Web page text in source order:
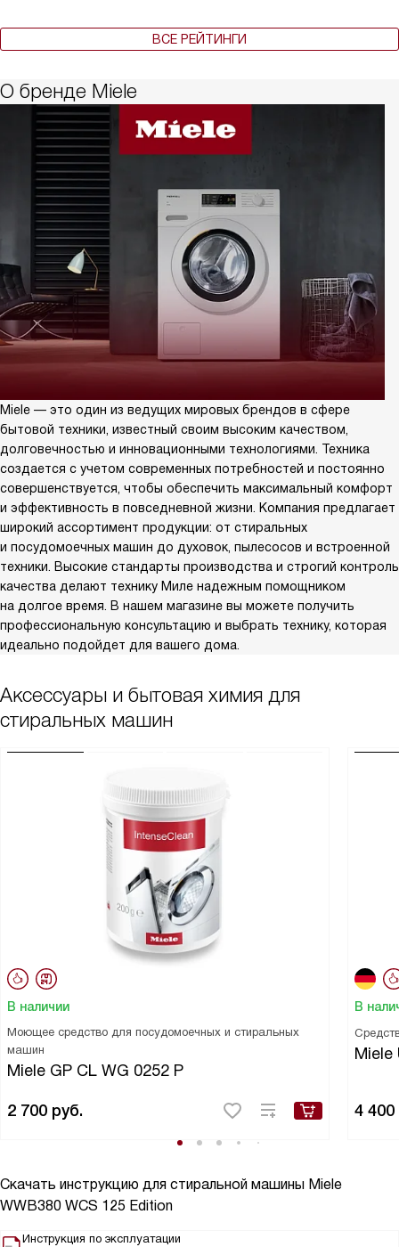
ВСЕ РЕЙТИНГИ
О бренде Miele
Miele — это один из ведущих мировых брендов в сфере
бытовой техники, известный своим высоким качеством,
долговечностью и инновационными технологиями. Техника
создается с учетом современных потребностей и постоянно
совершенствуется, чтобы обеспечить максимальный комфорт
и эффективность в повседневной жизни. Компания предлагает
широкий ассортимент продукции: от стиральных
и посудомоечных машин до духовок, пылесосов и встроенной
техники. Высокие стандарты производства и строгий контроль
качества делают технику Миле надежным помощником
на долгое время. В нашем магазине вы можете получить
профессиональную консультацию и выбрать технику, которая
идеально подойдет для вашего дома.
Аксессуары и бытовая химия для
стиральных машин
В наличии
Моющее средство для посудомоечных и стиральных
машин
Miele GP CL WG 0252 P
2 700 руб.
В
Miele
4 400
Скачать инструкцию для стиральной машины Miele
WWB380 WCS 125 Edition
Инструкция по эксплуатации